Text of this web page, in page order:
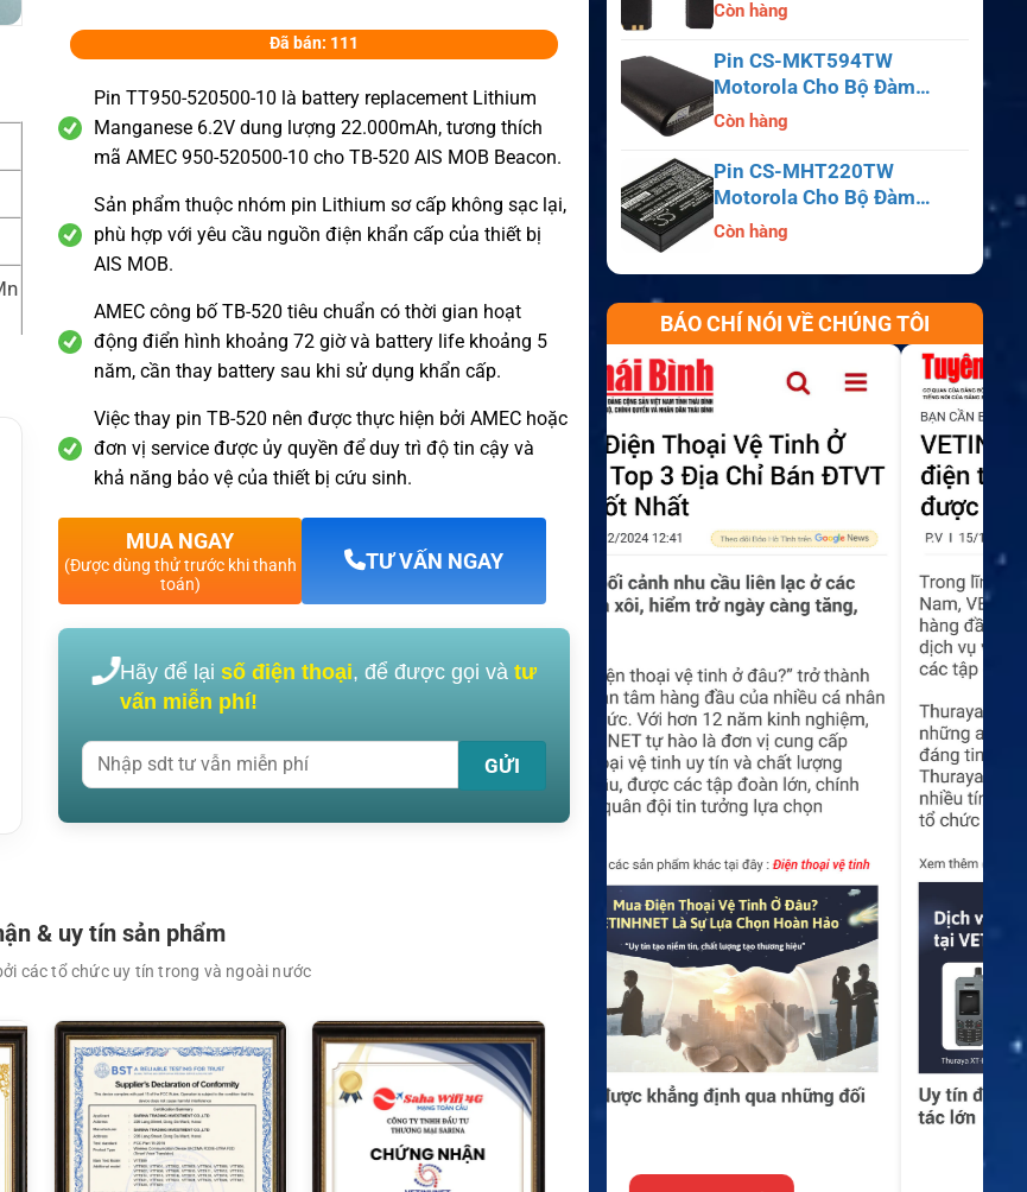
Đã bán: 111
Pin TT950-520500-10 là battery replacement Lithium
Manganese 6.2V dung lượng 22.000mAh, tương thích
mã AMEC 950-520500-10 cho TB-520 AIS MOB Beacon.
Sản phẩm thuộc nhóm pin Lithium sơ cấp không sạc lại,
phù hợp với yêu cầu nguồn điện khẩn cấp của thiết bị
AIS MOB.
AMEC công bố TB-520 tiêu chuẩn có thời gian hoạt
động điển hình khoảng 72 giờ và battery life khoảng 5
năm, cần thay battery sau khi sử dụng khẩn cấp.
Việc thay pin TB-520 nên được thực hiện bởi AMEC hoặc
đơn vị service được ủy quyền để duy trì độ tin cậy và
khả năng bảo vệ của thiết bị cứu sinh.
MUA NGAY
(Được dùng thử trước khi thanh
toán)
TƯ VẤN NGAY
Hãy để lạisố điện thoại, để được gọi vàtư
vấn miễn phí!
& uy tín sản phẩm
các tổ chức uy tín trong và ngoài nước
APX8000, SRX2200
Còn hàng
Pin CS-MKT594TW
Motorola Cho Bộ Đàm
Astro Saber, MX1000,
Còn hàng
Pin CS-MHT220TW
Motorola Cho Bộ Đàm
MT700, HT210, HT220,
Còn hàng
BÁO CHÍ NÓI VỀ CHÚNG TÔI